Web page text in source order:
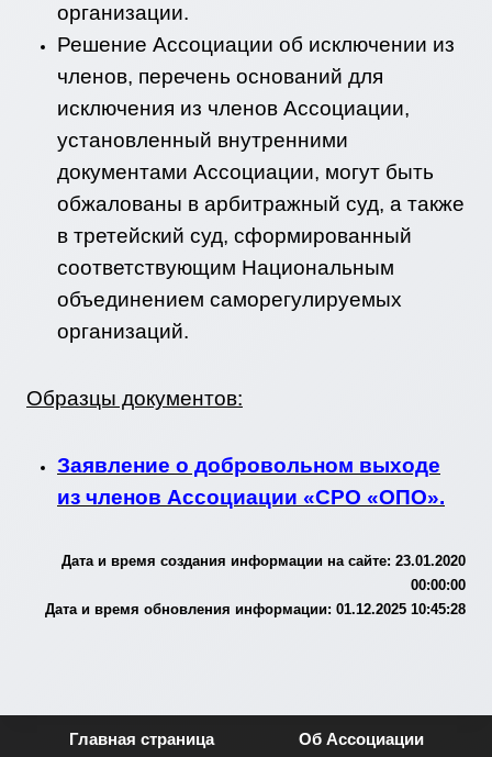
организации.
Решение Ассоциации об исключении из
членов, перечень оснований для
исключения из членов Ассоциации,
установленный внутренними
документами Ассоциации, могут быть
обжалованы в арбитражный суд, а также
в третейский суд, сформированный
соответствующим Национальным
объединением саморегулируемых
организаций.
Образцы документов:
Заявление о добровольном выходе
из членов Ассоциации «СРО «ОПО».
Дата и время создания информации на сайте: 23.01.2020
00:00:00
Дата и время обновления информации: 01.12.2025 10:45:28
Главная страница
Об Ассоциации